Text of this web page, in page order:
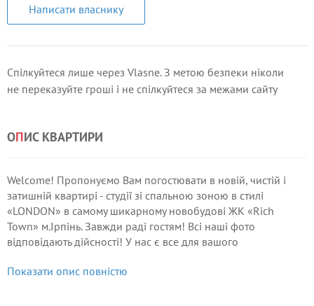
Написати власнику
Спілкуйтеся лише через Vlasne. З метою безпеки ніколи
не переказуйте гроші і не спілкуйтеся за межами сайту
ОПИС КВАРТИРИ
Welcome! Пропонуємо Вам погостювати в новій, чистій і
затишній квартирі - студії зі спальною зоною в стилі
«LONDON» в самому шикарному новобудові ЖК «Rich
Town» м.Ірпінь. Завжди раді гостям! Всі наші фото
відповідають дійсності! У нас є все для вашого
160х200) з ортопедичним матрацом - кухня з технікою і
Показати опис повністю